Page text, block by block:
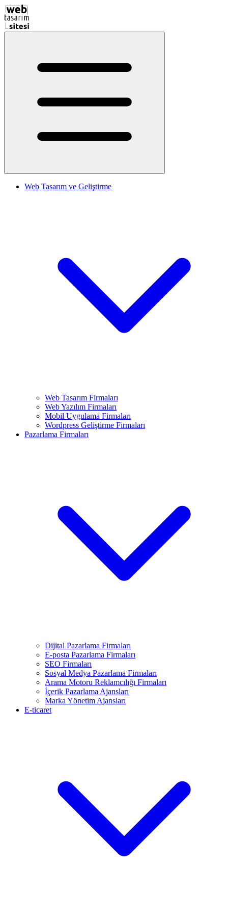
Web Tasarım ve Geliştirme
Web Tasarım Firmaları
Web Yazılım Firmaları
Mobil Uygulama Firmaları
Wordpress Geliştirme Firmaları
Pazarlama Firmaları
Dijital Pazarlama Firmaları
E-posta Pazarlama Firmaları
SEO Firmaları
Sosyal Medya Pazarlama Firmaları
Arama Motoru Reklamcılığı Firmaları
İçerik Pazarlama Ajansları
Marka Yönetim Ajansları
E-ticaret